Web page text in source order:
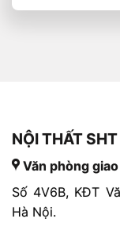
NỘI THẤT
Văn phòng
Số 4V6B, KĐT
Hà Nội.